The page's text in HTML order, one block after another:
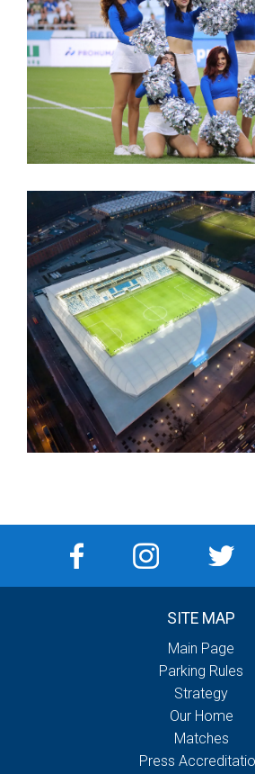
SITE MAP
Main Page
Parking Rules
Strategy
Our Home
Matches
Press